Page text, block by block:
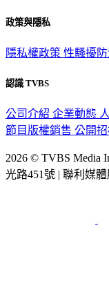
政策與隱私
隱私權政策 性騷擾
認識 TVBS
公司介紹 企業動態
節目版權銷售 公開
2026 © TVBS Media
光路451號 | 聯利媒